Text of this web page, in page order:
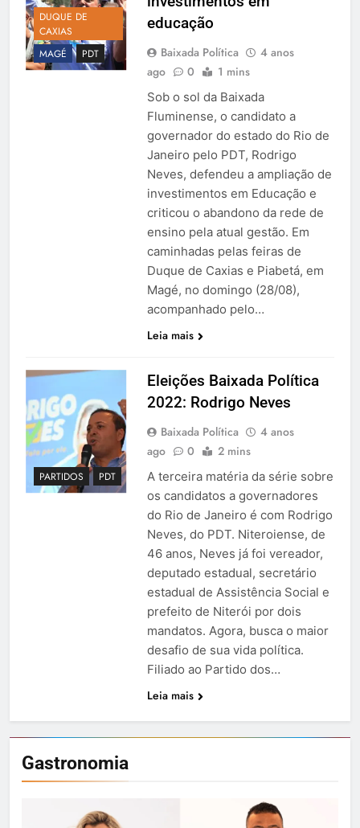
Gastronomia
DUQUE DE
CAXIAS
MAGÉ
PDT
educação
Baixada Política
4 anos
ago
0 1 mins
Sob o sol da Baixada
Fluminense, o candidato a
governador do estado do Rio de
Janeiro pelo PDT, Rodrigo
Neves, defendeu a ampliação de
investimentos em Educação e
criticou o abandono da rede de
ensino pela atual gestão. Em
caminhadas pelas feiras de
Duque de Caxias e Piabetá, em
Magé, no domingo (28/08),
acompanhado pelo…
Leia mais
PARTIDOS PDT
Eleições Baixada Política
2022: Rodrigo Neves
Baixada Política
4 anos
ago
0 2 mins
A terceira matéria da série sobre
os candidatos a governadores
do Rio de Janeiro é com Rodrigo
Neves, do PDT. Niteroiense, de
46 anos, Neves já foi vereador,
deputado estadual, secretário
estadual de Assistência Social e
prefeito de Niterói por dois
mandatos. Agora, busca o maior
desafio de sua vida política.
Filiado ao Partido dos…
Leia mais